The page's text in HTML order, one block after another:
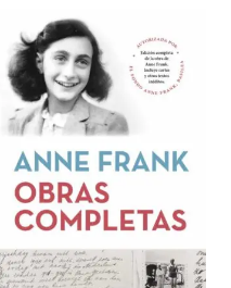
$1,050.
$892.